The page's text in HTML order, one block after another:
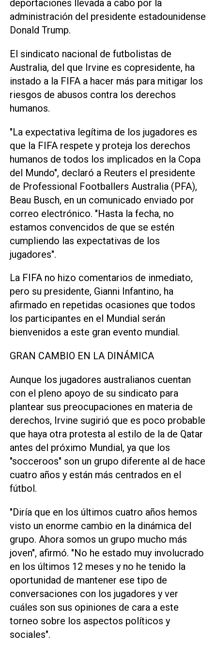
deportaciones llevada a cabo por ‌la
administración del presidente estadounidense
Donald Trump.
El sindicato nacional de futbolistas de
Australia, del que Irvine es ⁠copresidente, ha
instado a la FIFA a hacer más para mitigar los
riesgos de abusos contra los derechos
humanos.
"La expectativa legítima de los jugadores es
que la FIFA respete y proteja los derechos
humanos de todos los implicados en la Copa
del Mundo", declaró a Reuters el presidente
de Professional Footballers Australia (PFA),
Beau Busch, en un ​comunicado enviado por
‌correo electrónico. "Hasta la fecha, no
estamos convencidos de que se estén
cumpliendo las expectativas de los
jugadores".
La FIFA no hizo comentarios de inmediato,
pero su presidente, Gianni Infantino, ha
afirmado en repetidas ocasiones que todos
los participantes en el Mundial serán
bienvenidos a este gran evento mundial.
GRAN CAMBIO EN LA DINÁMICA
Aunque los jugadores australianos cuentan
con el pleno apoyo de su sindicato para
plantear sus preocupaciones ⁠en materia de
derechos, Irvine sugirió que es poco probable
que haya otra protesta al estilo de la de Qatar
antes del próximo Mundial, ya que los
"socceroos" son un grupo diferente al de hace
cuatro años y están más centrados en el
fútbol.
"Diría que en los últimos cuatro años hemos
visto un enorme cambio en la dinámica del
grupo. Ahora somos un grupo mucho más
joven", afirmó. "No he estado muy involucrado
en los últimos 12 meses y no he tenido la
oportunidad de mantener ese tipo de
conversaciones con los jugadores y ver
cuáles son sus opiniones de cara a ‌este
torneo sobre los aspectos políticos y
sociales".